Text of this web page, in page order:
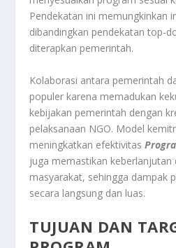
Pendekatan ini memungkinkan
dibandingkan pendekatan top-
diterapkan pemerintah.
Kolaborasi antara pemerintah
populer karena memadukan
kebijakan pemerintah dengan
pelaksanaan NGO. Model
meningkatkan efektivitas
juga memastikan
masyarakat, sehingga dampak
secara langsung dan luas.
TUJUAN DAN